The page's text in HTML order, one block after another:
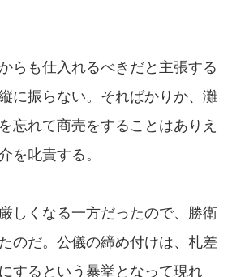
らも仕入れるべきだと主張する
に振らない。そればかりか、灘
忘れて商売をすることはありえ
を叱責する。
しくなる一方だったので、勝衛
のだ。公儀の締め付けは、札差
するという暴挙となって現れ